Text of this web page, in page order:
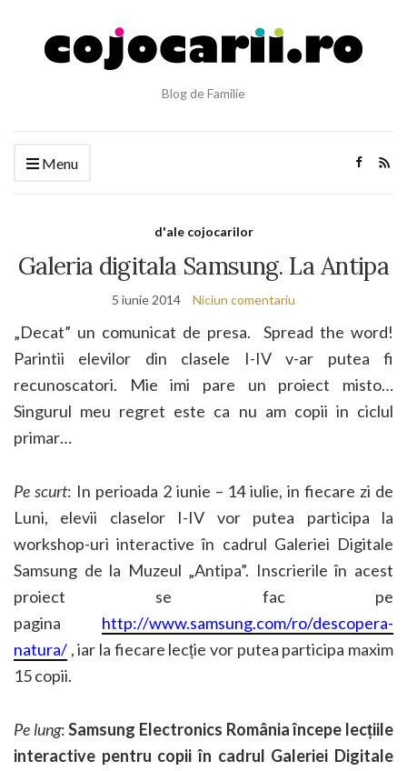
Blog de Familie
Menu
d'ale cojocarilor
Galeria digitala Samsung. La Antipa
5 iunie 2014 Niciun comentariu
„Decat” un comunicat de presa. Spread the word!
Parintii elevilor din clasele I-IV v-ar putea fi
recunoscatori. Mie imi pare un proiect misto…
Singurul meu regret este ca nu am copii in ciclul
primar…
Pe scurt: In perioada 2 iunie – 14 iulie, in fiecare zi de
Luni, elevii claselor I-IV vor putea participa la
workshop-uri interactive în cadrul Galeriei Digitale
Samsung de la Muzeul „Antipa”. Inscrierile în acest
proiect se fac pe
pagina http://www.samsung.com/ro/descopera-
natura/ , iar la fiecare lecție vor putea participa maxim
15 copii.
Pe lung:Samsung Electronics România începe lecțiile
interactive pentru copii în cadrul Galeriei Digitale